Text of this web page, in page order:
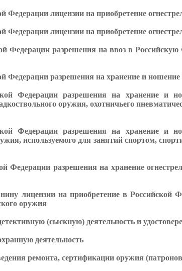
Федерации лицензии на приобретение
Федерации лицензии на приобретение
Федерации разрешения на ввоз в
Федерации разрешения на хранение и
Федерации разрешения на хранение и
оружия, охотничьего
Федерации разрешения на хранение и
используемого для занятий спортом,
Федерации разрешения на хранение
лицензии на приобретение в
оружия
(сыскную) деятельность и
деятельность
ремонта, сертификации оружия